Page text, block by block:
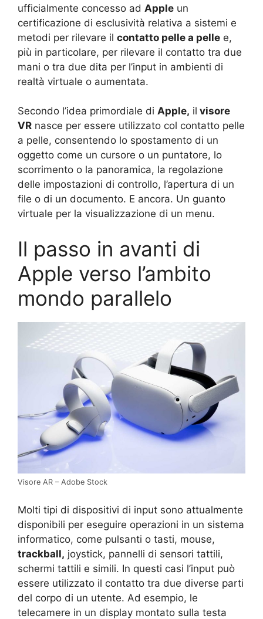
ufficialmente concesso ad Apple un
certificazione di esclusività relativa a sistemi e
metodi per rilevare il contatto pelle a pelle e,
più in particolare, per rilevare il contatto tra due
mani o tra due dita per l’input in ambienti di
realtà virtuale o aumentata.
Secondo l’idea primordiale di Apple, il visore
VR nasce per essere utilizzato col contatto pelle
a pelle, consentendo lo spostamento di un
oggetto come un cursore o un puntatore, lo
scorrimento o la panoramica, la regolazione
delle impostazioni di controllo, l’apertura di un
file o di un documento. E ancora. Un guanto
virtuale per la visualizzazione di un menu.
Il passo in avanti di
Apple verso l’ambito
mondo parallelo
Visore AR – Adobe Stock
Molti tipi di dispositivi di input sono attualmente
disponibili per eseguire operazioni in un sistema
informatico, come pulsanti o tasti, mouse,
trackball, joystick, pannelli di sensori tattili,
schermi tattili e simili. In questi casi l’input può
essere utilizzato il contatto tra due diverse parti
del corpo di un utente. Ad esempio, le
telecamere in un display montato sulla testa